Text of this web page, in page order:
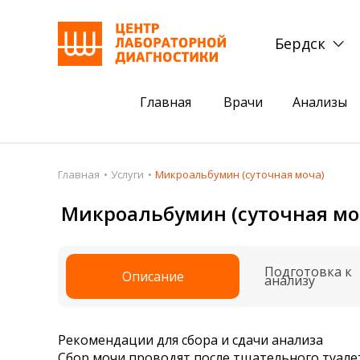
Бердск
Главная Врачи Анализы
Пациентам
Акции
Подготовка к анализам
Получить результаты
Налоговый вычет
Акции
Комплексный
Сдать клеща на
Главная Услуги Микроальбумин (суточная моча)
Микроальбумин (суточная
Описание Подготовка к
анализу
Рекомендации для сбора и сдачи анализа